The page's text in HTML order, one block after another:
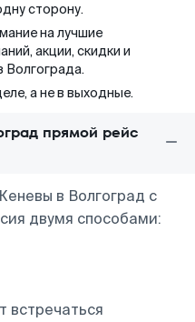
сторону.
на лучшие
акции, скидки и
Волгограда.
а не в выходные.
прямой рейс
в Волгоград с
двумя способами:
встречаться